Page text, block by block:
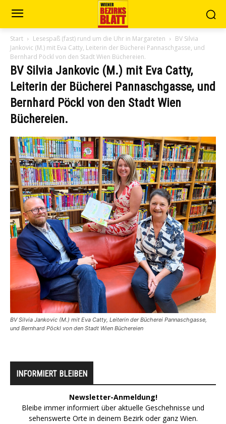
Start Lesespaß (fast) rund um die Uhr in Margareten
BV Silvia
Jankovic (M.) mit Eva Catty, Leiterin der Bücherei Pannaschgasse, und
Bernhard Pöckl von den Stadt Wien Büchereien.
BV Silvia Jankovic (M.) mit Eva Catty,
Leiterin der Bücherei Pannaschgasse, und
Bernhard Pöckl von den Stadt Wien
Büchereien.
BV Silvia Jankovic (M.) mit Eva Catty, Leiterin der Bücherei Pannaschgasse,
und Bernhard Pöckl von den Stadt Wien Büchereien
INFORMIERT BLEIBEN
Newsletter-Anmeldung!
Bleibe immer informiert über aktuelle Geschehnisse und
sehenswerte Orte in deinem Bezirk oder ganz Wien.